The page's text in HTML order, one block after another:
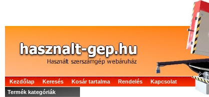
Kezdőlap Keresés Kosár tartalma Rendelés
Kapcsolat
Termék kategóriák